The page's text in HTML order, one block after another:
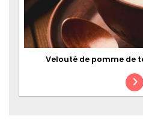
Velouté de pomme de